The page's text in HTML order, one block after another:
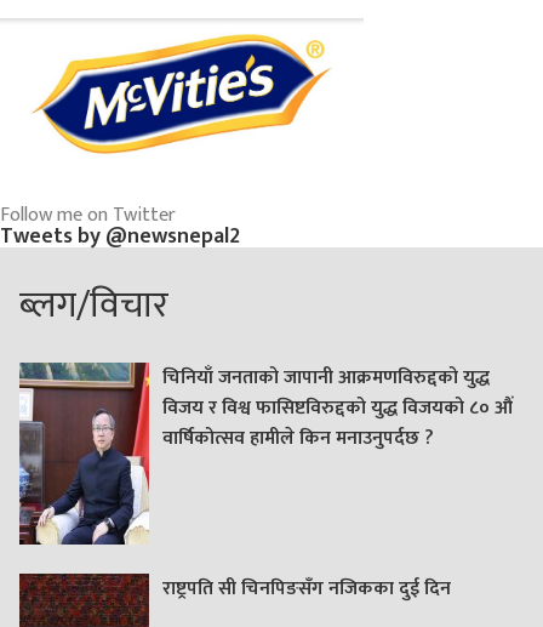
Follow me on Twitter
Tweets by @newsnepal2
ब्लग/विचार
चिनियाँ जनताको जापानी आक्रमणविरुद्दको युद्ध
विजय र विश्व फासिष्टविरुद्दको युद्ध विजयको ८० औं
वार्षिकोत्सव हामीले किन मनाउनुपर्दछ ?
राष्ट्रपति सी चिनपिङसँग नजिकका दुई दिन